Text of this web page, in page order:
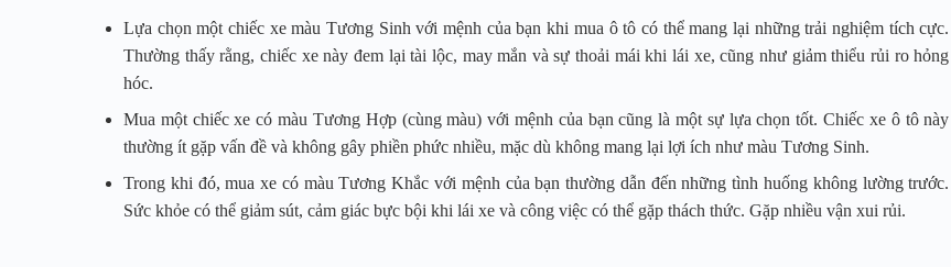
Lựa chọn một chiếc xe màu Tương Sinh với mệnh của bạn khi mua ô tô có thể mang lại những trải nghiệm tích cực.
Thường thấy rằng, chiếc xe này đem lại tài lộc, may mắn và sự thoải mái khi lái xe, cũng như giảm thiểu rủi ro hỏng
hóc.
Mua một chiếc xe có màu Tương Hợp (cùng màu) với mệnh của bạn cũng là một sự lựa chọn tốt. Chiếc xe ô tô này
thường ít gặp vấn đề và không gây phiền phức nhiều, mặc dù không mang lại lợi ích như màu Tương Sinh.
Trong khi đó, mua xe có màu Tương Khắc với mệnh của bạn thường dẫn đến những tình huống không lường trước.
Sức khỏe có thể giảm sút, cảm giác bực bội khi lái xe và công việc có thể gặp thách thức. Gặp nhiều vận xui rủi.